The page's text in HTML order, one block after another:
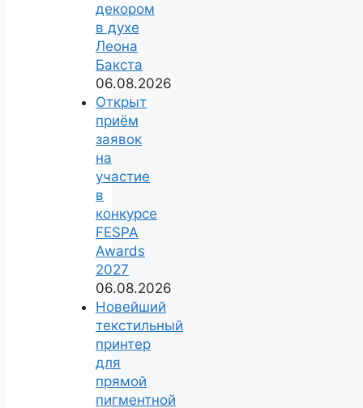
декором
в духе
Леона
Бакста
06.08.2026
Открыт
приём
заявок
на
участие
в
конкурсе
FESPA
Awards
2027
06.08.2026
Новейший
текстильный
принтер
для
прямой
пигментной